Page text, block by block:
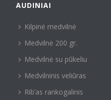
AUDINIAI
Kilpinė medvilnė
Medvilnė 200 gr.
Medvilnė su pūkeliu
Medvilninis veliūras
Rib’as rankogalinis